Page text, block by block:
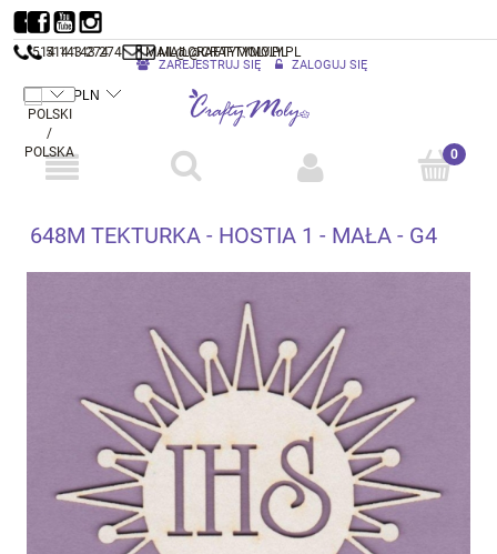
514 143 274 MAIL@CRAFTYMOLY.PL
ZAREJESTRUJ SIĘ ZALOGUJ SIĘ
514 143 274 MAIL@CRAFTYMOLY.PL
648M TEKTURKA - HOSTIA 1 - MAŁA - G4